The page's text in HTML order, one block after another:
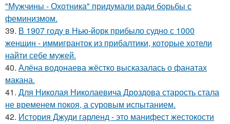
"Мужчины - Охотника" придумали ради борьбы с
феминизмом.
39. В 1907 году в Нью-йорк прибыло судно с 1000
женщин - иммигранток из прибалтики, которые хотели
найти себе мужей.
40. Алёна водонаева жёстко высказалась о фанатах
макана.
41. Для Николая Николаевича Дроздова старость стала
не временем покоя, а суровым испытанием.
42. История Джуди гарленд - это манифест жестокости